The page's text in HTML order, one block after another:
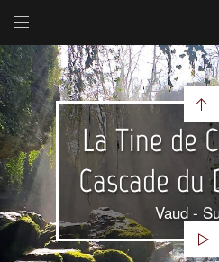
La Tine de
Cascade du
Vaud -